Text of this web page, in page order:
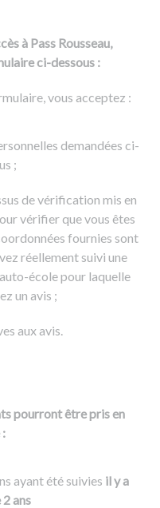
à Pass Rousseau,
ci-dessous :
vous acceptez :
demandées ci-
;
de vérification mis en
vérifier que vous êtes
fournies sont
réellement suivi une
école pour laquelle
un avis ;
aux avis.
pourront être pris en
ayant été suivies il y a
ans